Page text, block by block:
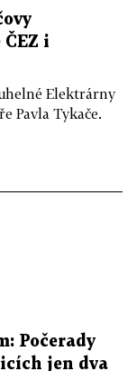
i
Elektrárny
Pavla Tykače.
Počerady
jen dva